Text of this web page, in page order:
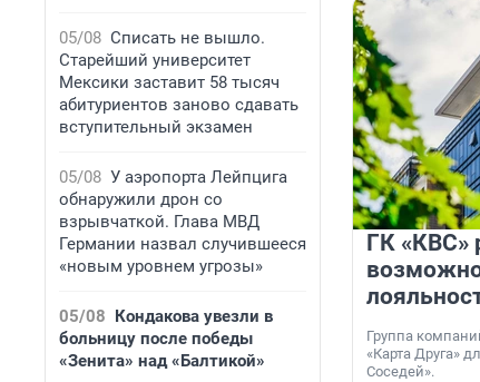
05/08 Списать не вышло.
Старейший университет
Мексики заставит 58 тысяч
абитуриентов заново сдавать
вступительный экзамен
05/08 У аэропорта Лейпцига
обнаружили дрон со
взрывчаткой. Глава МВД
Германии назвал случившееся
«новым уровнем угрозы»
05/08 Кондакова увезли в
больницу после победы
«Зенита» над «Балтикой»
ГК «КВС»
Группа
«Карта Друга»
Соседей».